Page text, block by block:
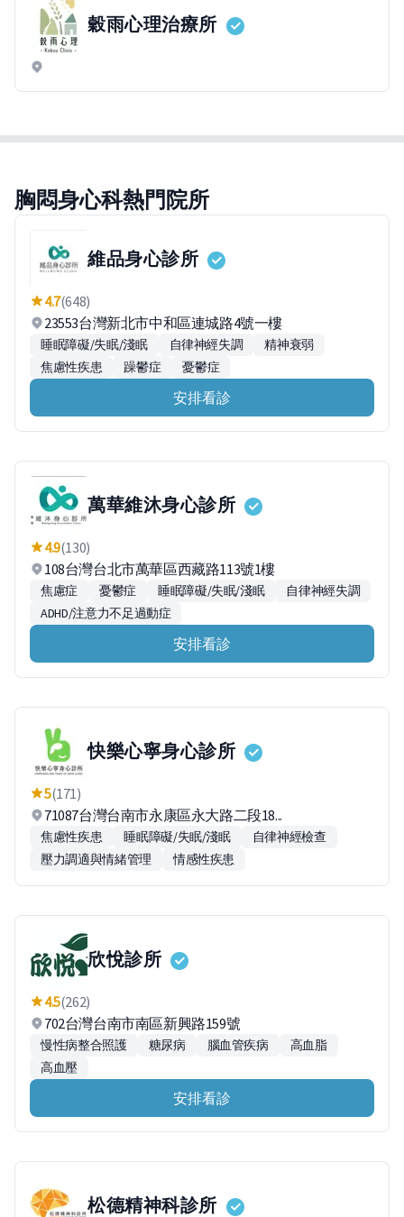
穀雨心理治療所
胸悶身心科熱門院所
維品身心診所
4.7(648)
23553台灣新北市中和區連城路4號一樓
睡眠障礙/失眠/淺眠 自律神經失調
精神衰弱
焦慮性疾患
躁鬱症 憂鬱症
安排看診
萬華維沐身心診所
4.9(130)
108台灣台北市萬華區西藏路113號1樓
焦慮症 憂鬱症 睡眠障礙/失眠/淺眠
自律神經失調
ADHD/注意力不足過動症
安排看診
快樂心寧身心診所
5(171)
71087台灣台南市永康區永大路二段18...
焦慮性疾患 睡眠障礙/失眠/淺眠
自律神經檢查
壓力調適與情緒管理
情感性疾患
欣悅診所
4.5(262)
702台灣台南市南區新興路159號
慢性病整合照護 糖尿病 腦血管疾病
高血脂
高血壓
安排看診
松德精神科診所